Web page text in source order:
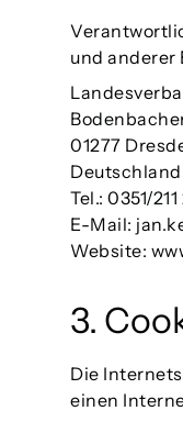
und
01277
Deutschland
Tel.: 0351/211
E-Mail:
Website:
3.
Die
einen